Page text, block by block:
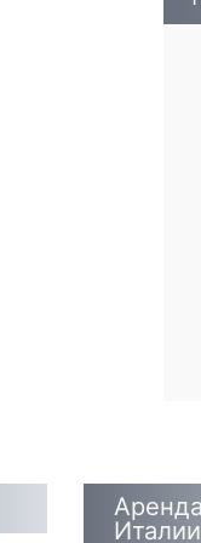
Италии